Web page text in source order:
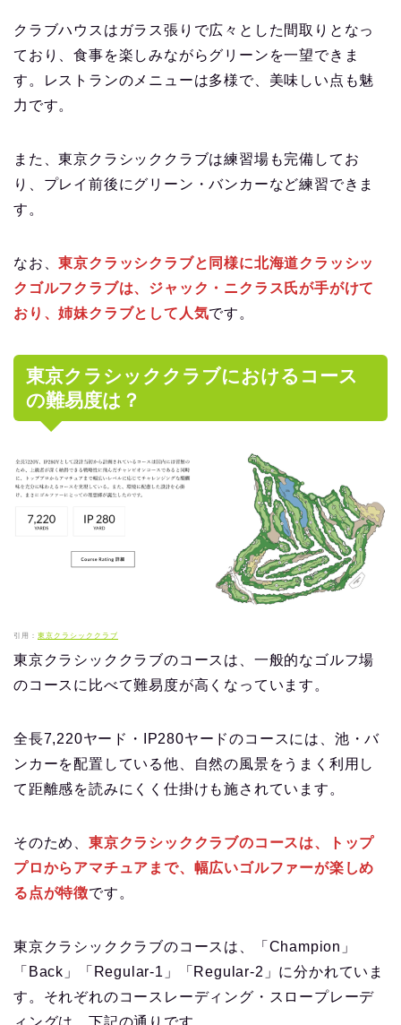
クラブハウスはガラス張りで広々とした間取りとなっ
ており、食事を楽しみながらグリーンを一望できま
す。レストランのメニューは多様で、美味しい点も魅
力です。
また、東京クラシッククラブは練習場も完備してお
り、プレイ前後にグリーン・バンカーなど練習できま
す。
なお、東京クラッシクラブと同様に北海道クラッシッ
クゴルフクラブは、ジャック・ニクラス氏が手がけて
おり、姉妹クラブとして人気です。
東京クラシッククラブにおけるコース
の難易度は？
引用： 東京クラシッククラブ
東京クラシッククラブのコースは、一般的なゴルフ場
のコースに比べて難易度が高くなっています。
全長7,220ヤード・IP280ヤードのコースには、池・バ
ンカーを配置している他、自然の風景をうまく利用し
て距離感を読みにくく仕掛けも施されています。
そのため、 東京クラシッククラブのコースは、トップ
プロからアマチュアまで、幅広いゴルファーが楽しめ
る点が特徴です。
東京クラシッククラブのコースは、「Champion」
「Back」「Regular-1」「Regular-2」に分かれていま
す。それぞれのコースレーディング・スロープレーデ
ィングは、下記の通りです。